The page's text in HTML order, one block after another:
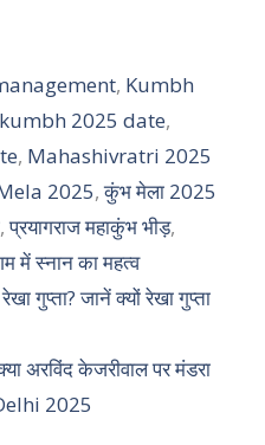
, Kumbh
2025 date,
, Mahashivratri 2025
2025,कुंभ मेला 2025
,प्रयागराज महाकुंभ भीड़,
में स्नान का महत्व
गुप्ता? जानें क्यों रेखा गुप्ता
अरविंद केजरीवाल पर मंडरा
2025